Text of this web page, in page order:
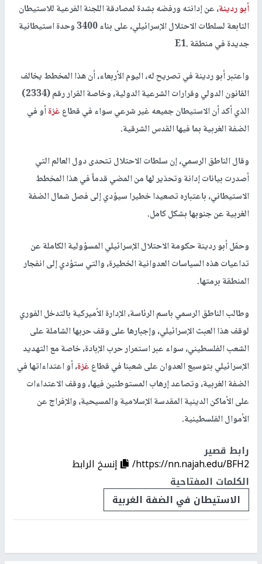
أبو ردينة، عن إدانته ورفضه بشدة لمصادقة اللجنة الفرعية للاستيطان
التابعة لسلطات الاحتلال الإسرائيلي، على بناء 3400 وحدة استيطانية
جديدة في منطقة .E1
واعتبر أبو ردينة في تصريح له، اليوم الأربعاء، أن هذا المخطط يخالف
القانون الدولي وقرارات الشرعية الدولية، وخاصة القرار رقم (2334)
الذي أكد أن الاستيطان جميعه غير شرعي سواء في قطاعغزةأو في
الضفة الغربية بما فيها القدس الشرقية.
وقال الناطق الرسمي، إن سلطات الاحتلال تتحدى دول العالم التي
أصدرت بيانات إدانة وتحذير لها من المضي قدماً في هذا المخطط
الاستيطاني، باعتباره تصعيدا خطيرا سيؤدي إلى فصل شمال الضفة
الغربية عن جنوبها بشكل كامل.
وحمّل أبو ردينة حكومة الاحتلال الإسرائيلي المسؤولية الكاملة عن
تداعيات هذه السياسات العدوانية الخطيرة، والتي ستؤدي إلى انفجار
المنطقة برمتها.
وطالب الناطق الرسمي باسم الرئاسة، الإدارة الأميركية بالتدخل الفوري
لوقف هذا العبث الإسرائيلي، وإجبارها على وقف حربها الشاملة على
الشعب الفلسطيني، سواء عبر استمرار حرب الإبادة، خاصة مع التهديد
الإسرائيلي بتوسيع العدوان على شعبنا في قطاعغزة، أو اعتداءاتها في
الضفة الغربية، وتصاعد إرهاب المستوطنين فيها، ووقف الاعتداءات
على الأماكن الدينية المقدسة الإسلامية والمسيحية، والإفراج عن
الأموال الفلسطينية.
رابط قصير
https://nn.najah.edu/BFH2/
إنسخ الرابط
الكلمات المفتاحية
الاستيطان في الضفة الغربية